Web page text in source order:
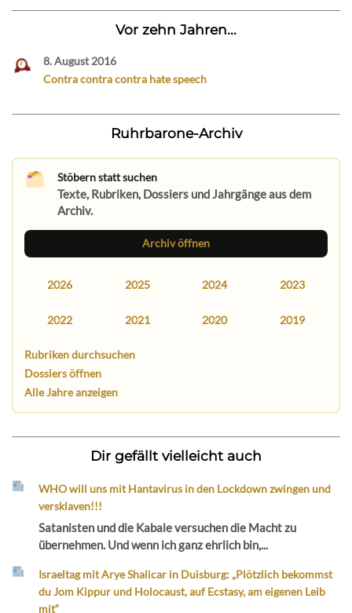
Vor zehn Jahren...
8. August 2016
Contra contra contra hate speech
Ruhrbarone-Archiv
Stöbern statt suchen
Texte, Rubriken, Dossiers und Jahrgänge aus dem
Archiv.
Archiv öffnen
2026 2025 2024 2023
2022 2021 2020 2019
Rubriken durchsuchen
Dossiers öffnen
Alle Jahre anzeigen
Dir gefällt vielleicht auch
WHO will uns mit Hantavirus in den Lockdown zwingen und
versklaven!!!
Satanisten und die Kabale versuchen die Macht zu
übernehmen. Und wenn ich ganz ehrlich bin,...
Israeltag mit Arye Shalicar in Duisburg: „Plötzlich bekommst
du Jom Kippur und Holocaust, auf Ecstasy, am eigenen Leib
mit“